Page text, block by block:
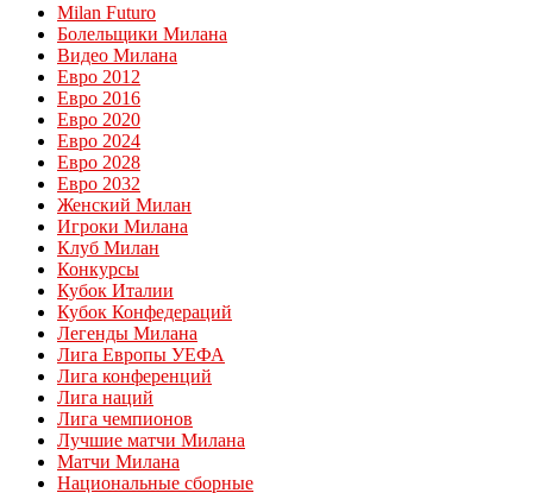
Milan Futuro
Болельщики Милана
Видео Милана
Евро 2012
Евро 2016
Евро 2020
Евро 2024
Евро 2028
Евро 2032
Женский Милан
Игроки Милана
Клуб Милан
Конкурсы
Кубок Италии
Кубок Конфедераций
Легенды Милана
Лига Европы УЕФА
Лига конференций
Лига наций
Лига чемпионов
Лучшие матчи Милана
Матчи Милана
Национальные сборные